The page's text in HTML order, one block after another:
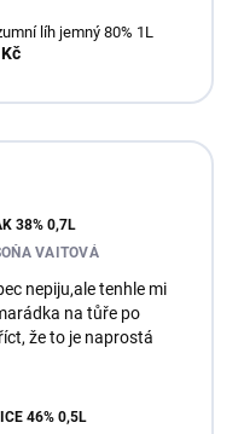
líh jemný 80% 1L
38% 0,7L
VAITOVÁ
nepiju,ale tenhle mi
na tůře po
že to je naprostá
46% 0,5L